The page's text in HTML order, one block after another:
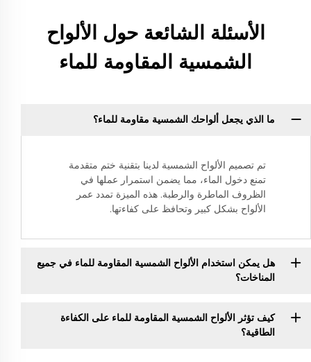
الأسئلة الشائعة حول الألواح
الشمسية المقاومة للماء
ما الذي يجعل ألواحك الشمسية مقاومة للماء؟
تم تصميم الألواح الشمسية لدينا بتقنية ختم متقدمة
تمنع دخول الماء، مما يضمن استمرار عملها في
الظروف الماطرة والرطبة. هذه الميزة تمدد عمر
الألواح بشكل كبير وتحافظ على كفاءتها.
هل يمكن استخدام الألواح الشمسية المقاومة للماء في جميع
المناخات؟
كيف تؤثر الألواح الشمسية المقاومة للماء على الكفاءة
الطاقية؟